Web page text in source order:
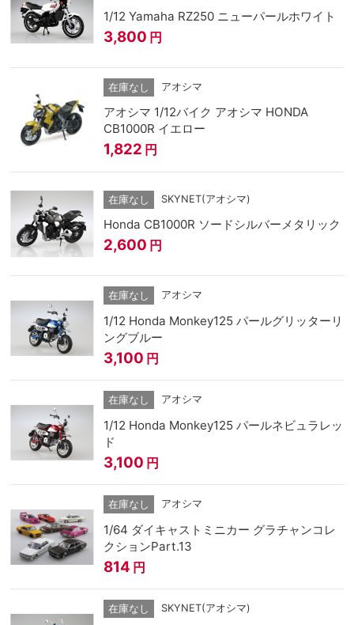
1/12 Yamaha RZ250 ニューパールホワイト
3,800 円
在庫なし アオシマ
アオシマ 1/12バイク アオシマ HONDA
CB1000R イエロー
1,822 円
在庫なし SKYNET(アオシマ)
Honda CB1000R ソードシルバーメタリック
2,600 円
在庫なし アオシマ
1/12 Honda Monkey125 パールグリッターリ
ングブルー
3,100 円
在庫なし アオシマ
1/12 Honda Monkey125 パールネビュラレッ
ド
3,100 円
在庫なし アオシマ
1/64 ダイキャストミニカー グラチャンコレ
クションPart.13
814 円
在庫なし SKYNET(アオシマ)